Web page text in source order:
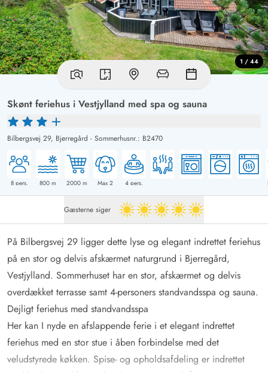
Skønt feriehus i Vestjylland med spa og sauna
Bilbergsvej 29, Bjerregård - Sommerhusnr.: B2470
8pers. 800 m 2000m Max 2 4 pers.
1 / 44
Gæsterne siger 5 ud af 5
På Bilbergsvej 29 ligger dette lyse og elegant indrettet feriehus
på en stor og delvis afskærmet naturgrund i Bjerregård,
Vestjylland. Sommerhuset har en stor, afskærmet og delvis
overdækket terrasse samt 4-personers standvandsspa og sauna.
Dejligt feriehus med standvandsspa
Her kan I nyde en afslappende ferie i et elegant indrettet
feriehus med en stor stue i åben forbindelse med det
veludstyrede køkken. Spise- og opholdsafdeling er indrettet